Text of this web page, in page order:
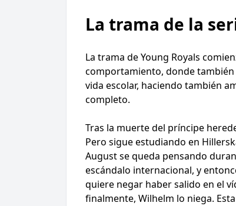
La trama de la
La trama de Young Royals
comportamiento, donde también
vida escolar, haciendo también
completo.
Tras la muerte del príncipe
Pero sigue estudiando en
August se queda pensando
escándalo internacional, y
quiere negar haber salido en el
finalmente, Wilhelm lo niega.